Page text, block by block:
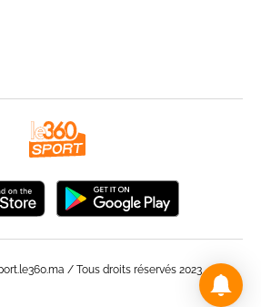
/ Tous droits réservés 2023